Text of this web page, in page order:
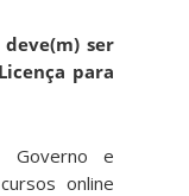
deve(m) ser
para
Governo e
online